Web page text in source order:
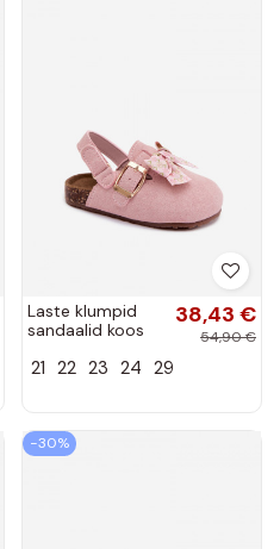
Laste klumpid
sandaalid koos
värvi Rosella
38,43 €
54,90 €
21 22 23 24 29
−30%